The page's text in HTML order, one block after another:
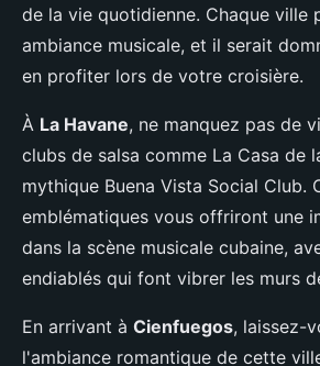
de la vie quotidienne. Chaque ville
ambiance musicale, et il serait
en profiter lors de votre croisière.
À La Havane, ne manquez pas de
clubs de salsa comme La Casa de
mythique Buena Vista Social Club.
emblématiques vous offriront une
dans la scène musicale cubaine,
endiablés qui font vibrer les murs
En arrivant à Cienfuegos, laissez-
l'ambiance romantique de cette